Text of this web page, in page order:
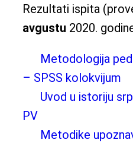
Rezultati ispita
avgustu 2020.
Metodologija
– SPSS kolokvijum
Uvod u istoriju
PV
Metodike